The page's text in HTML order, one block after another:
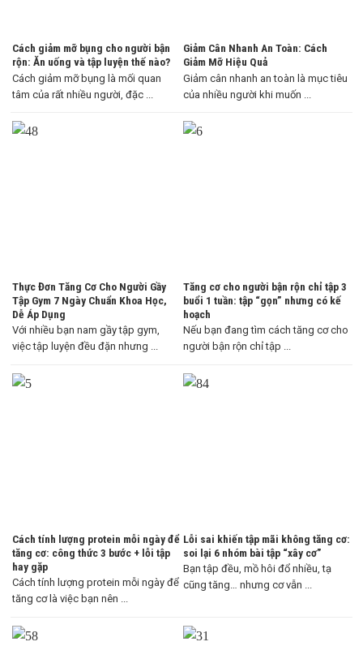
Cách giảm mỡ bụng cho người bận
rộn: Ăn uống và tập luyện thế nào?
Cách giảm mỡ bụng là mối quan
tâm của rất nhiều người, đặc ...
Giảm Cân Nhanh An Toàn: Cách
Giảm Mỡ Hiệu Quả
Giảm cân nhanh an toàn là mục tiêu
của nhiều người khi muốn ...
Thực Đơn Tăng Cơ Cho Người Gầy
Tập Gym 7 Ngày Chuẩn Khoa Học,
Dễ Áp Dụng
Với nhiều bạn nam gầy tập gym,
việc tập luyện đều đặn nhưng ...
Tăng cơ cho người bận rộn chỉ tập 3
buổi 1 tuần: tập “gọn” nhưng có kế
hoạch
Nếu bạn đang tìm cách tăng cơ cho
người bận rộn chỉ tập ...
Cách tính lượng protein mỗi ngày để
tăng cơ: công thức 3 bước + lỗi tập
hay gặp
Cách tính lượng protein mỗi ngày để
tăng cơ là việc bạn nên ...
Lỗi sai khiến tập mãi không tăng cơ:
soi lại 6 nhóm bài tập “xây cơ”
Bạn tập đều, mồ hôi đổ nhiều, tạ
cũng tăng… nhưng cơ vẫn ...